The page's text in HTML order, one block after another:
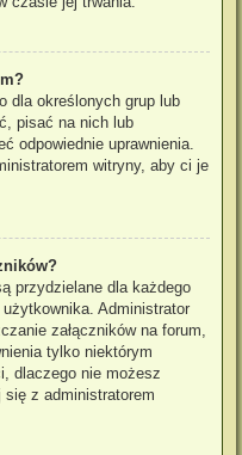
dla określonych grup lub
pisać na nich lub
odpowiednie uprawnienia.
witryny, aby ci je
przydzielane dla każdego
Administrator
załączników na forum,
tylko niektórym
dlaczego nie możesz
z administratorem